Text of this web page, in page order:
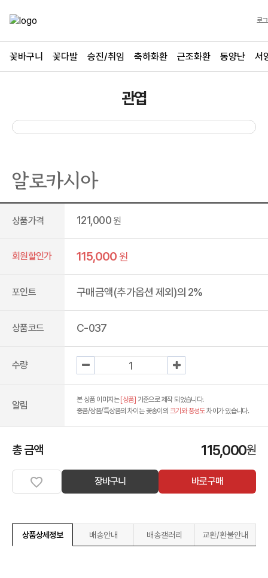
로
꽃바구니 꽃다발 승진/취임 축하화환 근조화환 동양난 서
관엽
알로카시아
상품가격 121,000 원
회원할인가 115,000원
포인트 구매금액(추가옵션 제외)의 2%
상품코드 C-037
수량
알림 본 상품 이미지는 [상품] 기준으로 제작 되었습니다.
중품/상품/특상품의 차이는 꽃송이의 크기와 풍성도차이가 있습니다.
총 금액 115,000원
장바구니 바로구매
상품상세정보 배송안내 배송갤러리 교환/환불안내